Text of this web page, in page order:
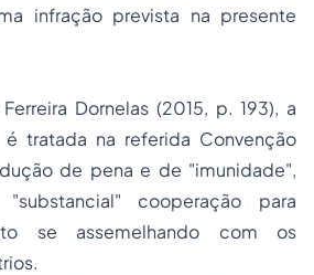
infração prevista na presente
Dornelas (2015, p. 193), a
tratada na referida Convenção
de pena e de "imunidade",
cooperação para
se assemelhando com os